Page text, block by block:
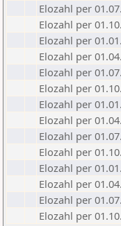
Elozahl per
Elozahl per
Elozahl per
Elozahl per
Elozahl per
Elozahl per
Elozahl per
Elozahl per
Elozahl per
Elozahl per
Elozahl per
Elozahl per
Elozahl per
Elozahl per